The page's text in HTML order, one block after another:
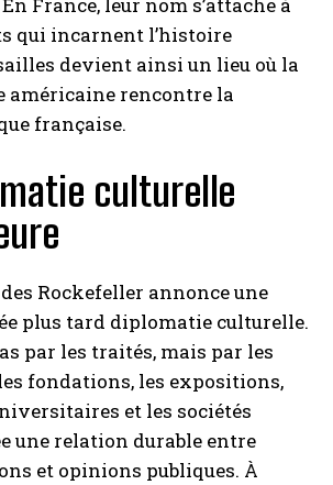
qui incarnent l’histoire
devient ainsi un lieu où la
américaine rencontre la
française.
culturelle
Rockefeller annonce une
plus tard diplomatie culturelle.
par les traités, mais par les
fondations, les expositions,
et les sociétés
une relation durable entre
et opinions publiques. À